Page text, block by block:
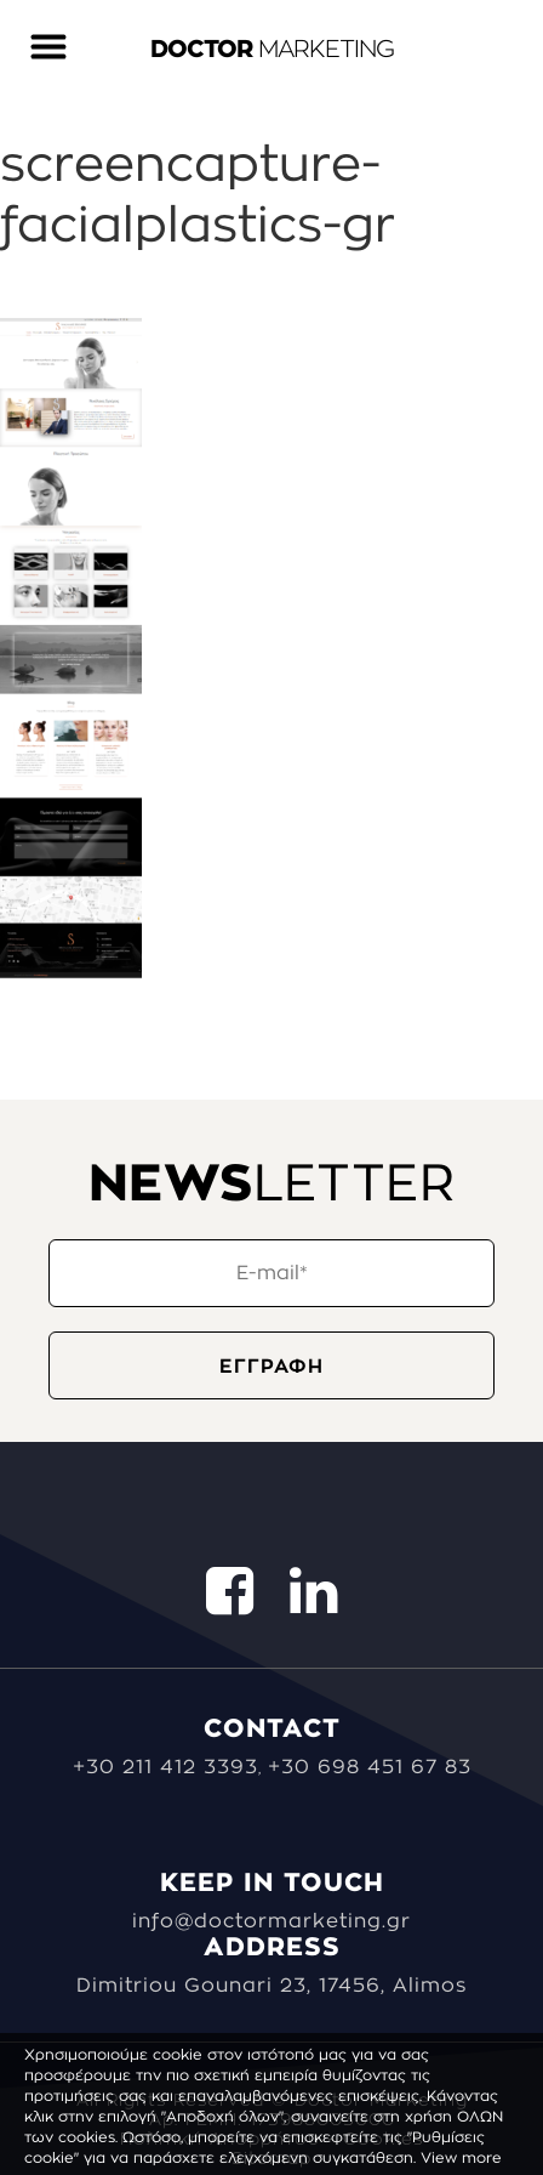
DOCTORMARKETING
screencapture-
facialplastics-gr
NEWS LETTER
CONTACT
+30 211 412 3393 +30 698 451 67 83
KEEP IN TOUCH
info@doctormarketing.gr
ADDRESS
Dimitriou Gounari 23, 17456, Alimos
All Rights Reserved © Doctor Marketing
Αρ. ΓΕΜΗ: 173988003000
Πολιτική Απορρήτου - Cookies
Sitemap
Χρησιμοποιούμε cookie στον ιστότοπό μας για να σας
προσφέρουμε την πιο σχετική εμπειρία θυμίζοντας τις
προτιμήσεις σας και επαναλαμβανόμενες επισκέψεις. Κάνοντας
κλικ στην επιλογή "Αποδοχή όλων", συναινείτε στη χρήση ΟΛΩΝ
των cookies. Ωστόσο, μπορείτε να επισκεφτείτε τις "Ρυθμίσεις
cookie" για να παράσχετε ελεγχόμενη συγκατάθεση. View more